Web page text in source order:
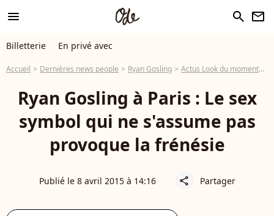
menu search newsletter
Billetterie En privé avec
Accueil Dernières news people Ryan Gosling Actus Look du moment
Ryan Gosling à Paris : Le sex
symbol qui ne s'assume pas
provoque la frénésie
Publié le 8 avril 2015 à 14:16 share Partager